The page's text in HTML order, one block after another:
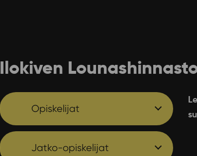
Ilokiven
Opiskelijat
Jatko-opiskelijat